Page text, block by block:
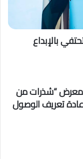
|| جوائز الأزياء السعودية 2025 تحتفي بالإبداع
“شذرات من
تعريف الوصول